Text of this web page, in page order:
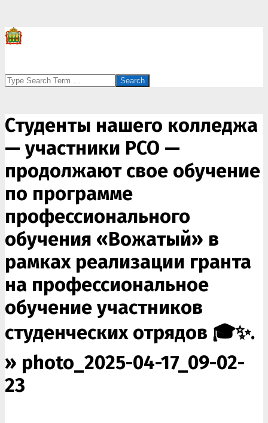
Search
Студенты нашего колледжа
— участники РСО —
продолжают свое обучение
по программе
профессионального
обучения «Вожатый» в
рамках реализации гранта
на профессиональное
обучение участников
студенческих отрядов 🎓✨.
» photo_2025-04-17_09-02-
23